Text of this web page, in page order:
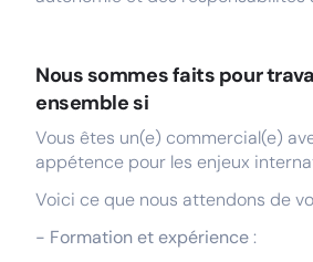
Nous sommes faits pour
ensemble si
Vous êtes un(e) commercial(e)
appétence pour les enjeux
Voici ce que nous attendons de
- Formation et expérience: